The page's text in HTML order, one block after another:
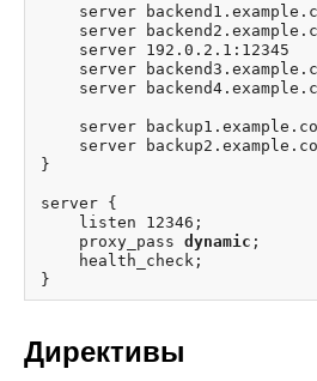
server
server
server 192.0.2.1:12345
server
server
server
server
}
server {
    listen 12346;
    proxy_pass
dynamic ;
    health_check;
Директивы